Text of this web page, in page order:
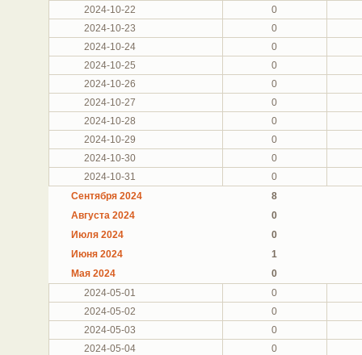
2024-10-22
0
2024-10-23
0
2024-10-24
0
2024-10-25
0
2024-10-26
0
2024-10-27
0
2024-10-28
0
2024-10-29
0
2024-10-30
0
2024-10-31
0
Сентября 2024
8
Августа 2024
0
Июля 2024
0
Июня 2024
1
Мая 2024
0
2024-05-01
0
2024-05-02
0
2024-05-03
0
2024-05-04
0